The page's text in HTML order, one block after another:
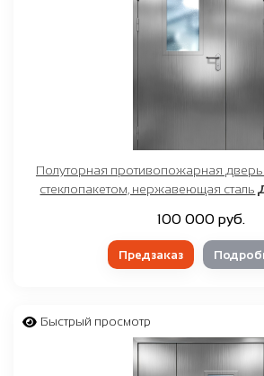
Полуторная противопожарная
стеклопакетом, нержавеющая сталь
100 000 руб.
Предзаказ
Быстрый просмотр